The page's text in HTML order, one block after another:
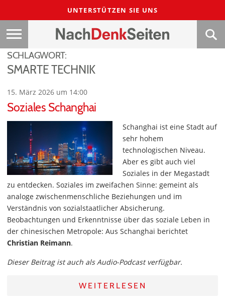
UNTERSTÜTZEN SIE UNS
SCHLAGWORT:
SMARTE TECHNIK
15. März 2026 um 14:00
Soziales Schanghai
Schanghai ist eine Stadt auf
sehr hohem
technologischen Niveau.
Aber es gibt auch viel
Soziales in der Megastadt
zu entdecken. Soziales im zweifachen Sinne: gemeint als
analoge zwischenmenschliche Beziehungen und im
Verständnis von sozialstaatlicher Absicherung.
Beobachtungen und Erkenntnisse über das soziale Leben in
der chinesischen Metropole: Aus Schanghai berichtet
Christian Reimann.
Dieser Beitrag ist auch als Audio-Podcast verfügbar.
WEITERLESEN